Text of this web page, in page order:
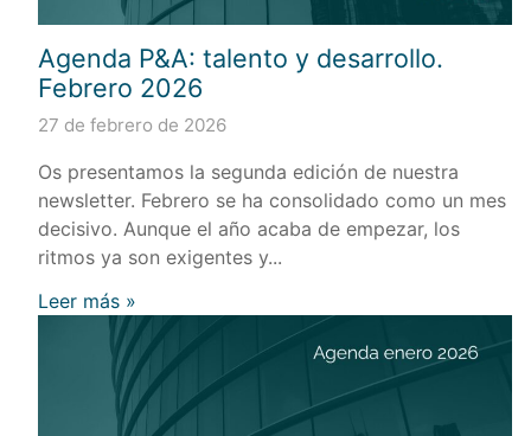
Agenda P&A: talento y desarrollo.
Febrero 2026
27 de febrero de 2026
Os presentamos la segunda edición de nuestra
newsletter. Febrero se ha consolidado como un mes
decisivo. Aunque el año acaba de empezar, los
ritmos ya son exigentes y...
Leer más »